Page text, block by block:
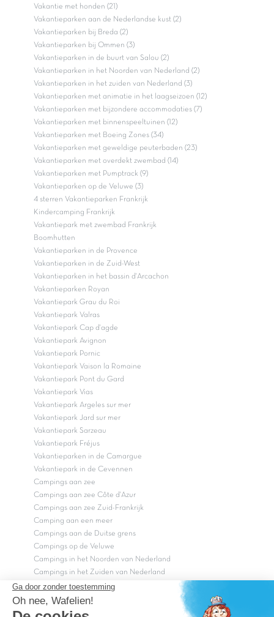
Vakantie met honden (21)
Vakantieparken aan de Nederlandse kust (2)
Vakantieparken bij Breda (2)
Vakantieparken bij Ommen (3)
Vakantieparken in de buurt van Salou (2)
Vakantieparken in het Noorden van Nederland (2)
Vakantieparken in het zuiden van Nederland (3)
Vakantieparken met animatie in het laagseizoen (12)
Vakantieparken met bijzondere accommodaties (7)
Vakantieparken met binnenspeeltuinen (12)
Vakantieparken met Boeing Zones (34)
Vakantieparken met geweldige peuterbaden (23)
Vakantieparken met overdekt zwembad (14)
Vakantieparken met Pumptrack (9)
Vakantieparken op de Veluwe (3)
4 sterren Vakantieparken Frankrijk
Kindercamping Frankrijk
Vakantiepark met zwembad Frankrijk
Boomhutten
Vakantieparken in de Provence
Vakantieparken in de Zuid-West
Vakantieparken in het bassin d'Arcachon
Vakantieparken Royan
Vakantiepark Grau du Roi
Vakantiepark Valras
Vakantiepark Cap d'agde
Vakantiepark Avignon
Vakantiepark Pornic
Vakantiepark Vaison la Romaine
Vakantiepark Pont du Gard
Vakantiepark Vias
Vakantiepark Argeles sur mer
Vakantiepark Jard sur mer
Vakantiepark Sarzeau
Vakantiepark Fréjus
Vakantieparken in de Camargue
Vakantiepark in de Cevennen
Campings aan zee
Campings aan zee Côte d'Azur
Campings aan zee Zuid-Frankrijk
Camping aan een meer
Campings aan de Duitse grens
Campings op de Veluwe
Campings in het Noorden van Nederland
Campings in het Zuiden van Nederland
Copyright Capfun 2026 ©
Bij Capfun solliciteren